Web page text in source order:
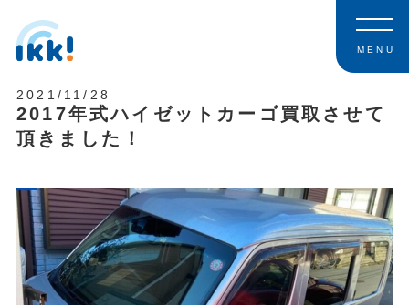
MENU
2021/11/28
2017年式ハイゼットカーゴ買取させて
頂きました！